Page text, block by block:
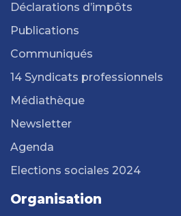
Déclarations d’impôts
Publications
Communiqués
14 Syndicats professionnels
Médiathèque
Newsletter
Agenda
Elections sociales 2024
Organisation